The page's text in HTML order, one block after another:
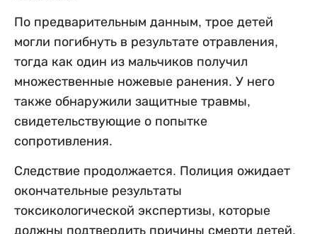
По предварительным данным, трое детей
могли погибнуть в результате отравления,
тогда как один из мальчиков получил
множественные ножевые ранения. У него
также обнаружили защитные травмы,
свидетельствующие о попытке
сопротивления.
Следствие продолжается. Полиция ожидает
окончательные результаты
токсикологической экспертизы, которые
должны подтвердить причины смерти детей.